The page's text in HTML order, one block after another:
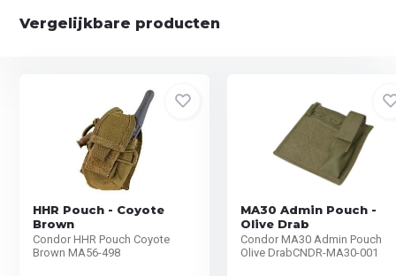
Vergelijkbare producten
HHR Pouch - Coyote
Brown
Condor HHR Pouch Coyote
Brown MA56-498
MA30 Admin Pouch -
Olive Drab
Condor MA30 Admin Pouch
Olive DrabCNDR-MA30-001